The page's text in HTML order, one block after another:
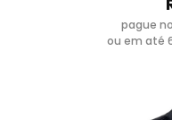
pague
ou em até